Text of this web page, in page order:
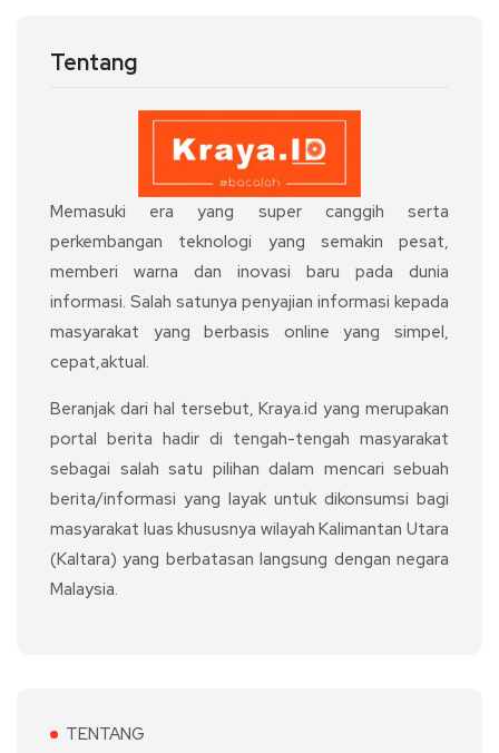
Tentang
Memasuki era yang super canggih serta
perkembangan teknologi yang semakin pesat,
memberi warna dan inovasi baru pada dunia
informasi. Salah satunya penyajian informasi kepada
masyarakat yang berbasis online yang simpel,
cepat,aktual.
Beranjak dari hal tersebut, Kraya.id yang merupakan
portal berita hadir di tengah-tengah masyarakat
sebagai salah satu pilihan dalam mencari sebuah
berita/informasi yang layak untuk dikonsumsi bagi
masyarakat luas khususnya wilayah Kalimantan Utara
(Kaltara) yang berbatasan langsung dengan negara
Malaysia.
TENTANG